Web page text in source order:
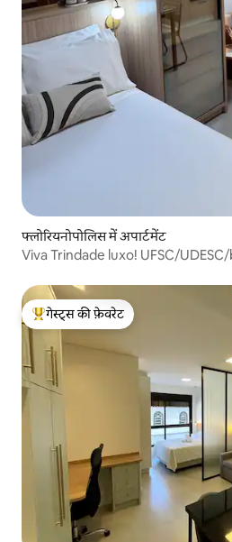
फ्लोरियनोपोलिस में अपार्टमेंट
Viva Trindade luxo! UFSC/
गेस्ट्स का टॉप फ़ेवरेट
गेस्ट्स की फ़ेवरेट